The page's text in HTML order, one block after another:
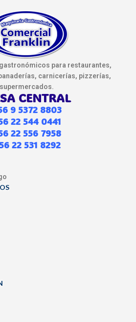
para restaurantes,
carnicerías, pizzerías,
supermercados.
CENTRAL
9 5372 8803
22 544 0441
22 556 7958
22 531 8292